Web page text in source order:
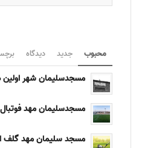
محبوب جدید دیدگاه
مسجدسلیمان شهر اولین
مسجدسلیمان مهد فوتبال
مسجد سلیمان مهد گلف